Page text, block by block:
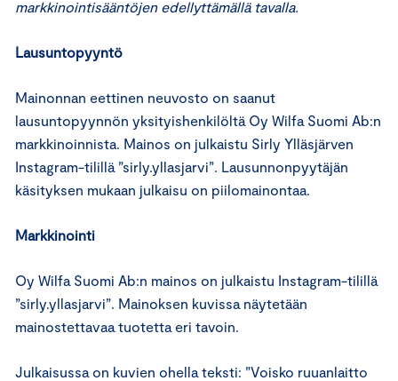
markkinointisääntöjen edellyttämällä tavalla.
Lausuntopyyntö
Mainonnan eettinen neuvosto on saanut
lausuntopyynnön yksityishenkilöltä Oy Wilfa Suomi Ab:n
markkinoinnista. Mainos on julkaistu Sirly Ylläsjärven
Instagram-tilillä ”sirly.yllasjarvi”. Lausunnonpyytäjän
käsityksen mukaan julkaisu on piilomainontaa.
Markkinointi
Oy Wilfa Suomi Ab:n mainos on julkaistu Instagram-tilillä
”sirly.yllasjarvi”. Mainoksen kuvissa näytetään
mainostettavaa tuotetta eri tavoin.
Julkaisussa on kuvien ohella teksti: ”Voisko ruuanlaitto